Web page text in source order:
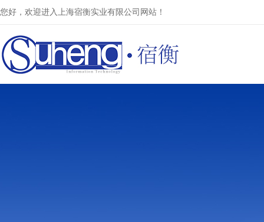
您好，欢迎进入上海宿衡实业有限公司网站！